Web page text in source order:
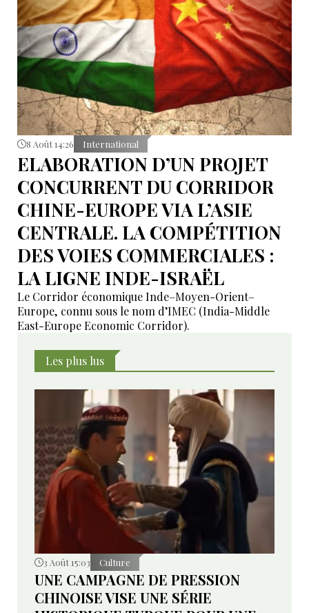
8 Août 14:26 International
ELABORATION D’UN PROJET
CONCURRENT DU CORRIDOR
CHINE-EUROPE VIA L’ASIE
CENTRALE. LA COMPÉTITION
DES VOIES COMMERCIALES :
LA LIGNE INDE-ISRAËL
Le Corridor économique Inde–Moyen-Orient–
Europe, connu sous le nom d’IMEC (India-Middle
East-Europe Economic Corridor).
Les plus lus
3 Août 15:03 Culture
UNE CAMPAGNE DE PRESSION
CHINOISE VISE UNE SÉRIE